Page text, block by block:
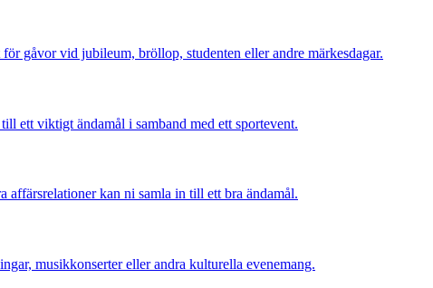
gåvor vid jubileum, bröllop, studenten eller andre märkesdagar.
ett viktigt ändamål i samband med ett sportevent.
affärsrelationer kan ni samla in till ett bra ändamål.
musikkonserter eller andra kulturella evenemang.